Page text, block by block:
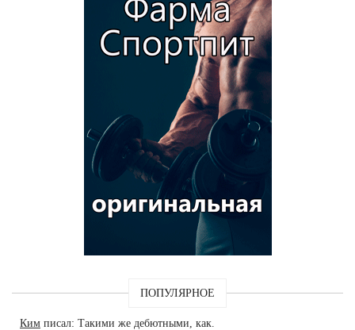
ПОПУЛЯРНОЕ
Ким писал: Такими же дебютными, как.